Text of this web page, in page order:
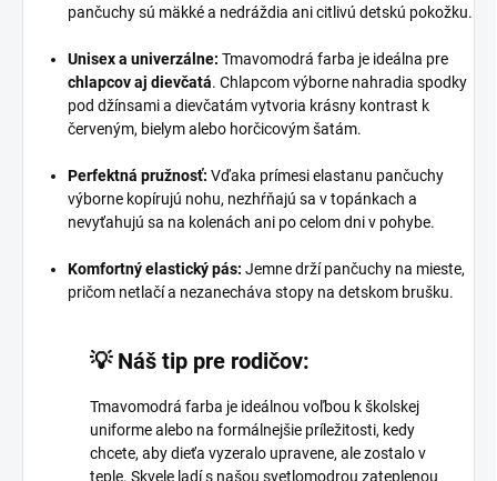
pančuchy sú mäkké a nedráždia ani citlivú detskú pokožku.
Unisex a univerzálne: Tmavomodrá farba je ideálna pre
chlapcov aj dievčatá. Chlapcom výborne nahradia spodky
pod džínsami a dievčatám vytvoria krásny kontrast k
červeným, bielym alebo horčicovým šatám.
Perfektná pružnosť: Vďaka prímesi elastanu pančuchy
výborne kopírujú nohu, nezhŕňajú sa v topánkach a
nevyťahujú sa na kolenách ani po celom dni v pohybe.
Komfortný elastický pás: Jemne drží pančuchy na mieste,
pričom netlačí a nezanecháva stopy na detskom brušku.
💡 Náš tip pre rodičov:
Tmavomodrá farba je ideálnou voľbou k školskej
uniforme alebo na formálnejšie príležitosti, kedy
chcete, aby dieťa vyzeralo upravene, ale zostalo v
teple. Skvele ladí s našou svetlomodrou zateplenou